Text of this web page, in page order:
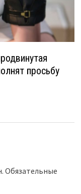
просьбу
Обязательные